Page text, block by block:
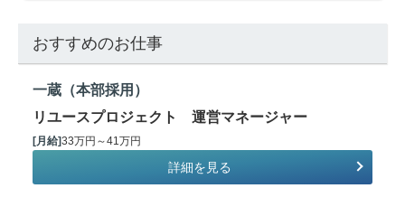
おすすめのお仕事
一蔵（本部採用）
リユースプロジェクト 運営マネージャー
[月給]33万円～41万円
詳細を見る